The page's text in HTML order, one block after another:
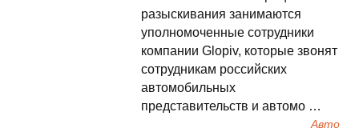
разыскивания занимаются
уполномоченные сотрудники
компании Glopiv, которые звонят
сотрудникам российских
автомобильных
представительств и автомо …
Авто